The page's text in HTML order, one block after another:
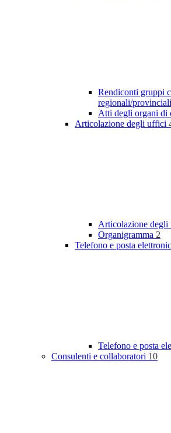
Rendiconti gruppi
regionali/provinciali
Atti degli organi di
Articolazione degli uffici
Articolazione degli
Organigramma 2
Telefono e posta
Telefono e posta
Consulenti e collaboratori 10